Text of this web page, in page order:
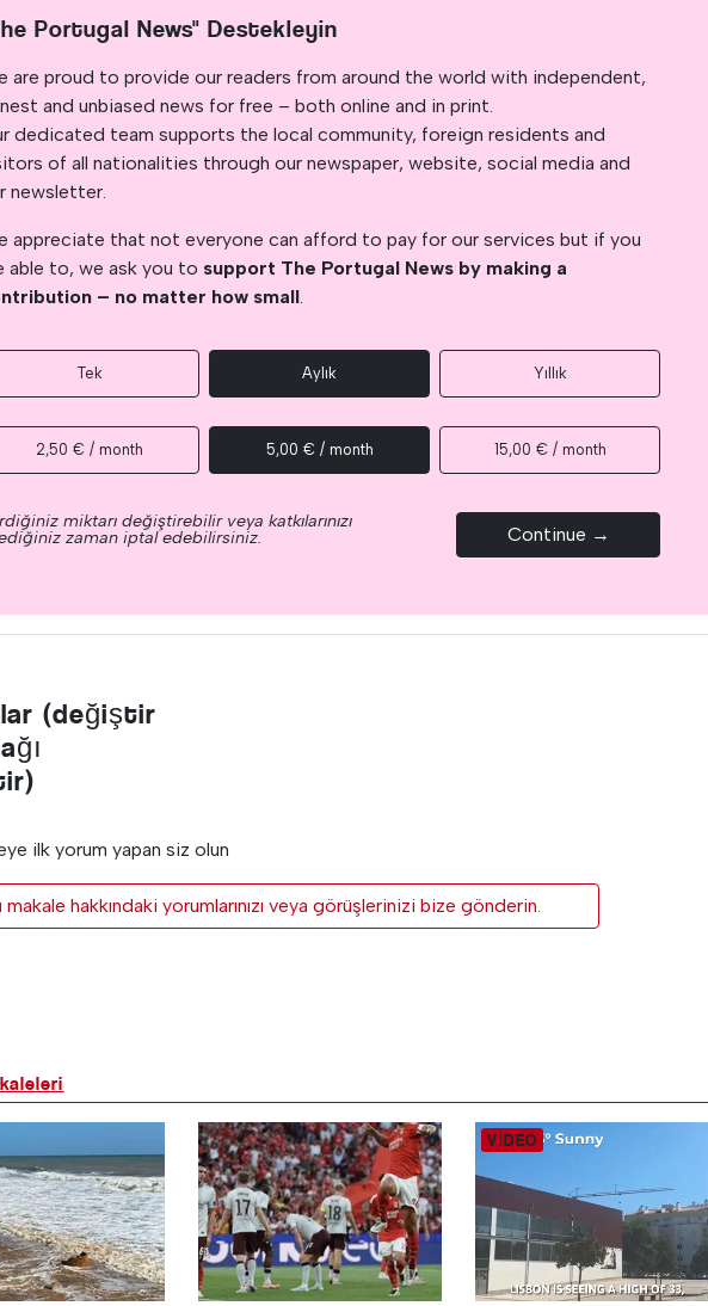
Portugal News" Destekleyin
are proud to provide our readers from around the world with independent,
and unbiased news for free – both online and in print.
dedicated team supports the local community, foreign residents and
of all nationalities through our newspaper, website, social media and
newsletter.
appreciate that not everyone can afford to pay for our services but if you
able to, we ask you to support The Portugal News by making a
– no matter how small.
Tek Aylık Yıllık
2,50 € / month 5,00 € / month 15,00 € / month
miktarı değiştirebilir veya katkılarınızı
zaman iptal edebilirsiniz. Continue →
(değiştir
ilk yorum yapan siz olun
makale hakkındaki yorumlarınızı veya görüşlerinizi bize gönderin.